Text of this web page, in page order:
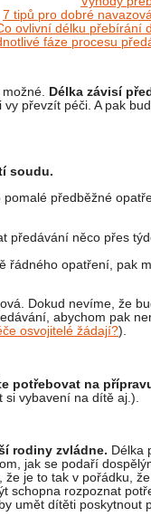
7 tipů pro dobré
ovlivní délku přebírání
fáze procesu
Délka závisí
převzít péči. A pak
soudu.
předběžné
předávání něco přes
řádného opatření, pak
Dokud nevíme, že
abychom pak
osvojitelé žádají?).
potřebovat na
vybavení na dítě aj.).
rodiny zvládne. Délka
jak se podaří
je to tak v pořádku,
schopna rozpoznat
umět dítěti poskytnout